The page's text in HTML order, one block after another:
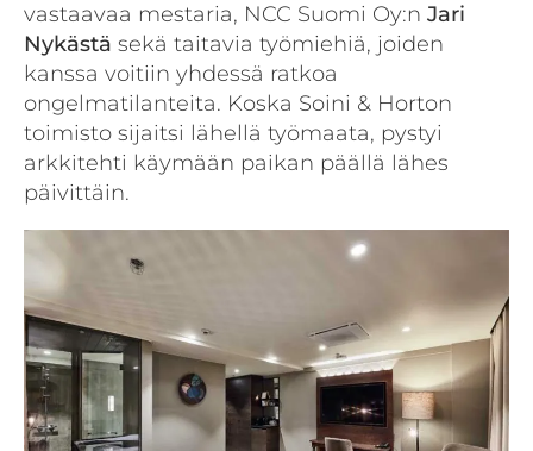
vastaavaa mestaria, NCC Suomi Oy:n Jari
Nykästä sekä taitavia työmiehiä, joiden
kanssa voitiin yhdessä ratkoa
ongelmatilanteita. Koska Soini & Horton
toimisto sijaitsi lähellä työmaata, pystyi
arkkitehti käymään paikan päällä lähes
päivittäin.